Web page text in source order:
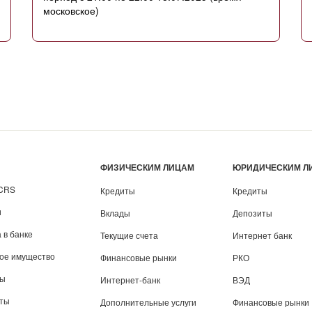
московское)
банке
имущество
ФИЗИЧЕСКИМ ЛИЦАМ
Кредиты
Вклады
Текущие счета
Финансовые рынки
Интернет-банк
Дополнительные услуги
ЮРИДИЧЕСКИМ
Кредиты
Депозиты
Интернет банк
РКО
ВЭД
Финансовые рынки